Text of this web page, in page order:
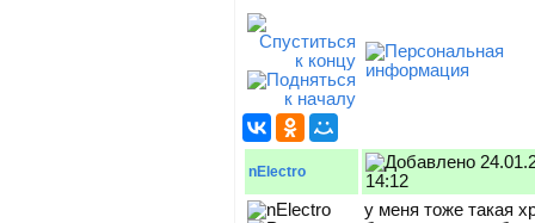
nElectro
14:12
у меня тоже такая